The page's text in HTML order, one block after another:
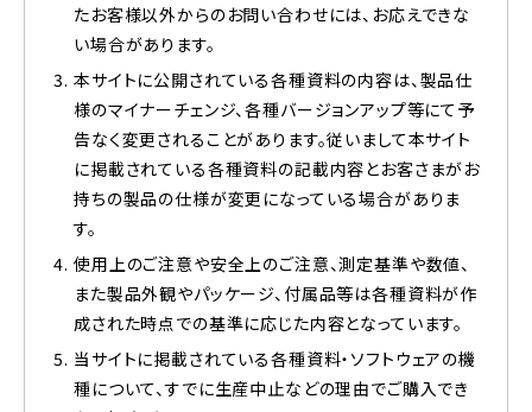
たお客様以外からのお問い合わせには、お応えできな
い場合があります。
本サイトに公開されている各種資料の内容は、製品仕
様のマイナーチェンジ、各種バージョンアップ等にて予
告なく変更されることがあります。従いまして本サイト
に掲載されている各種資料の記載内容とお客さまがお
持ちの製品の仕様が変更になっている場合がありま
す。
使用上のご注意や安全上のご注意、測定基準や数値、
また製品外観やパッケージ、付属品等は各種資料が作
成された時点での基準に応じた内容となっています。
当サイトに掲載されている各種資料・ソフトウェアの機
種について、すでに生産中止などの理由でご購入でき